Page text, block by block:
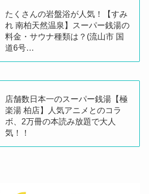
たくさんの岩盤浴が人気！【すみ
れ 南柏天然温泉】スーパー銭湯の
料金・サウナ種類は？(流山市 国
道6号…
店舗数日本一のスーパー銭湯【極
楽湯 柏店】人気アニメとのコラ
ボ、2万冊の本読み放題で大人
気！！